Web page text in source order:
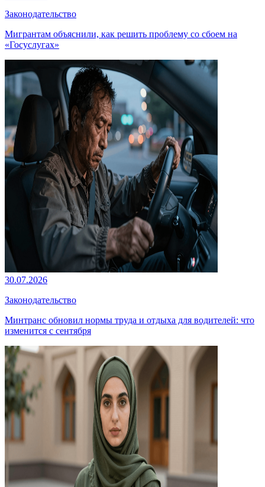
Законодательство
Мигрантам объяснили, как решить проблему со сбоем на
«Госуслугах»
30.07.2026
Законодательство
Минтранс обновил нормы труда и отдыха для водителей: что
изменится с сентября